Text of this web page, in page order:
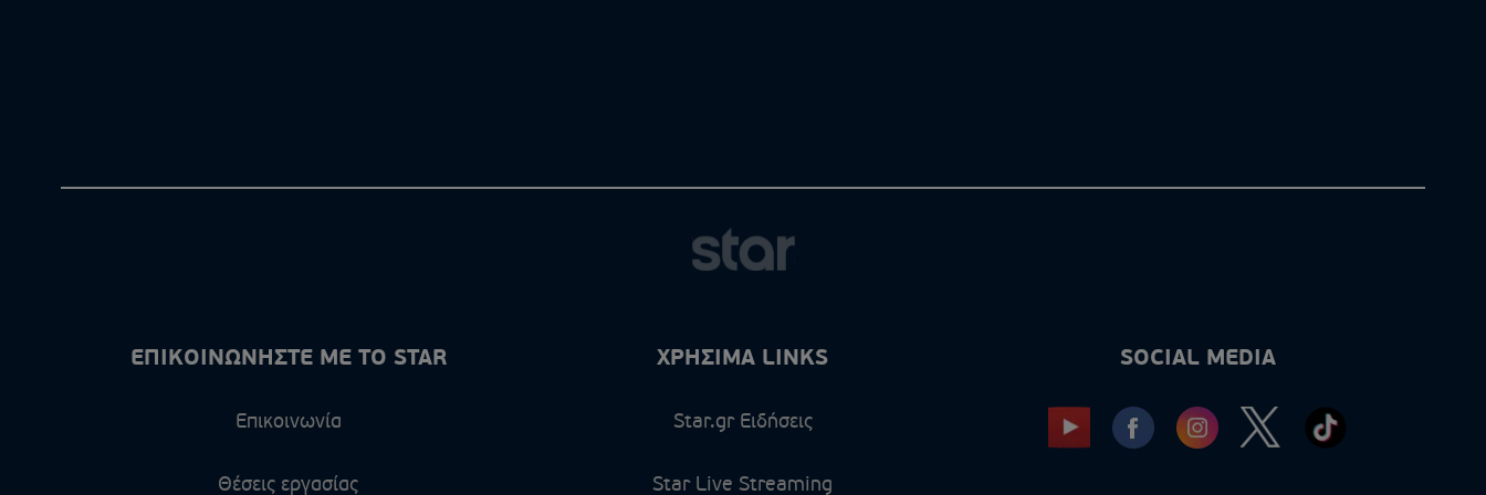
ΕΠΙΚΟΙΝΩΝΗΣΤΕ ΜΕ ΤΟ STAR
Επικοινωνία
Θέσεις εργασίας
ΧΡΗΣΙΜΑ LINKS
Star.gr Ειδήσεις
Star Live Streaming
SOCIAL MEDIA